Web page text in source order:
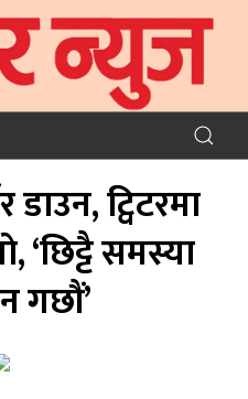
ट्विटरमा
‘छिट्टै समस्या
गछौं’